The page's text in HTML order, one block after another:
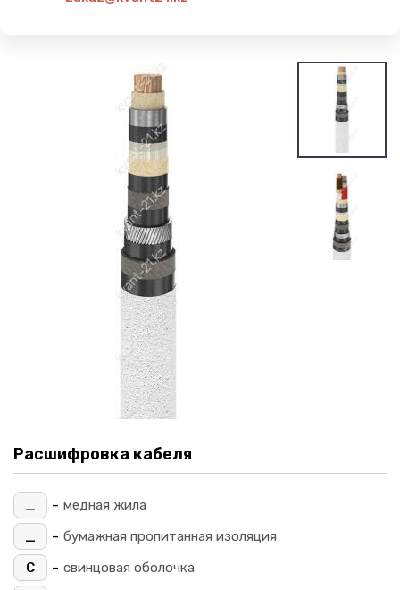
Расшифровка кабеля
_ - медная жила
_
- бумажная пропитанная изоляция
С
- свинцовая оболочка